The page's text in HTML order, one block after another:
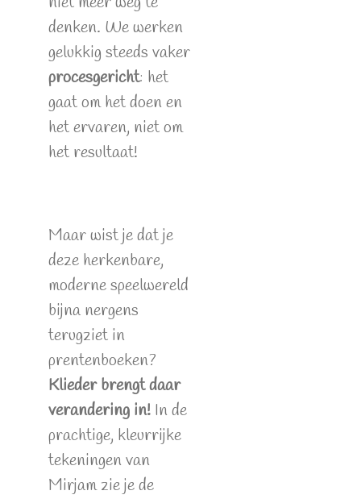
denken. We werken
gelukkig steeds vaker
procesgericht: het
gaat om het doen en
het ervaren, niet om
het resultaat!
Maar wist je dat je
deze herkenbare,
moderne speelwereld
bijna nergens
terugziet in
prentenboeken?
Klieder brengt daar
verandering in! In de
prachtige, kleurrijke
tekeningen van
Mirjam zie je de